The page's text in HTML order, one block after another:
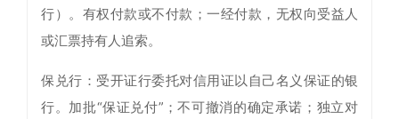
行）。有权付款或不付款；一经付款，无权向受益人
或汇票持有人追索。
保兑行：受开证行委托对信用证以自己名义保证的银
行。加批“保证兑付”；不可撤消的确定承诺；独立对